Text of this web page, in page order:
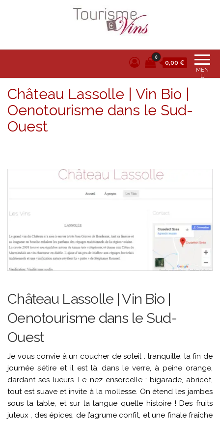
Tourisme et vins
MEN
U
0
0,00 €
Château Lassolle | Vin Bio |
Oenotourisme dans le Sud-
Ouest
Château Lassolle | Vin Bio |
Oenotourisme dans le Sud-
Ouest
Je vous convie à un coucher de soleil : tranquille, la fin de
journée s’étire et il est là, dans le verre, à peine orange,
dardant ses lueurs. Le nez ensorcelle : bigarade, abricot,
tout est suave et invite à la mollesse. On étend les jambes
sous la table, et sur la langue quelle histoire ! Des fruits
juteux , des épices, de l’agrume confit, et une finale fraîche